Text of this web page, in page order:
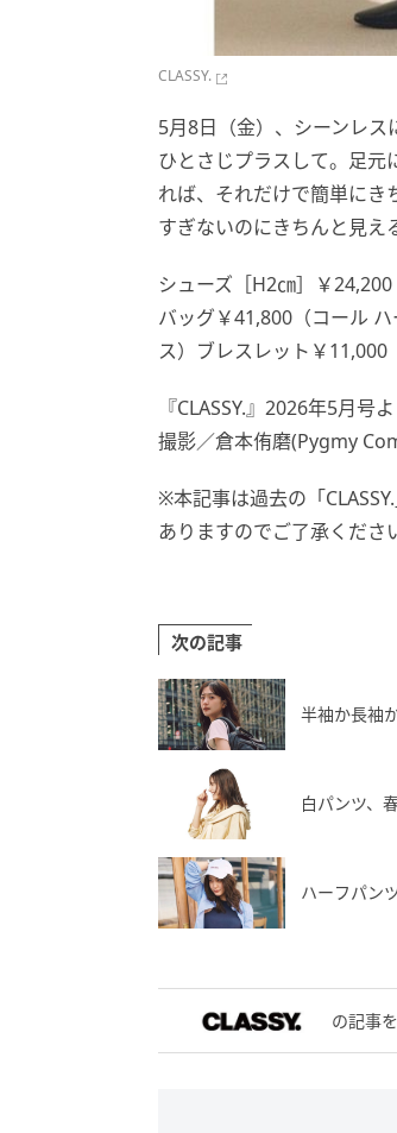
CLASSY.
5月8日（金）、シーンレ
ひとさじプラスして。足元
れば、それだけで簡単に
すぎないのにきちんと見え
シューズ［H2㎝］￥
バッグ￥41,800（コール
ス）ブレスレット￥11,000
『CLASSY.』2026年5月号
撮影／倉本侑磨(Pygmy
※本記事は過去の「
ありますのでご了承くださ
次の記事
半袖か長袖
白パンツ、
ハーフパン
の記事